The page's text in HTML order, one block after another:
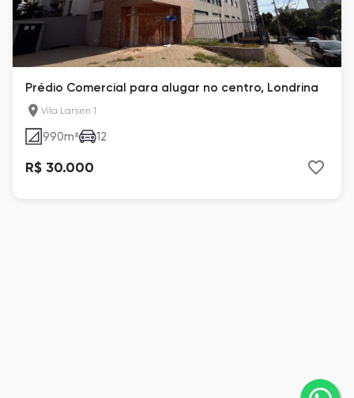
Prédio Comercial para alugar no centro, Londrina
Vila Larsen 1
990m² 12
R$ 30.000